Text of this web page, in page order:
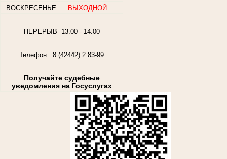
ВОСКРЕСЕНЬЕ
ВЫХОДНОЙ
ПЕРЕРЫВ 13.00 - 14.00
Телефон: 8 (42442) 2 83-99
Получайте судебные
уведомления на Госуслугах